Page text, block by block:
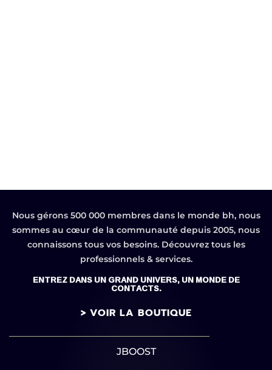
Nous gérons 500 000 membres dans le monde bh, nous
sommes au cœur de la communauté depuis 2005, nous
connaissons tous vos besoins. Découvrez tous les
professionnels & services.
ENTREZ DANS UN GRAND UNIVERS, UN MONDE DE
CONTACTS.
> VOIR LA BOUTIQUE
JBOOST